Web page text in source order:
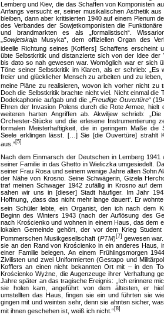
Lemberg und Kiev, die das Schaffen von Komponisten
Anfangs versucht er, seiner musikalischen Ästhetik
bleiben, dann aber kritisierten 1940 auf einem Plenum
des Verbandes der Sowjetkomponisten die
und brandmarkten es als „formalistisch“.
Sowjetskaja Musyka“, dem offiziellen Organ des
ideelle Richtung seines [Kofflers] Schaffens erscheint
übte Selbstkritik und distanzierte sich von der Idee der
bis dato so nah gewesen war. Womöglich war er sich
Töne seiner Selbstkritik im Klaren, als er schrieb: „Es
freier und glücklicher Mensch zu arbeiten und zu leben,
meine Pläne zu realisieren, wovon ich vorher nicht zu
Doch die Selbstkritik brachte nicht viel. Nicht einmal die
Dodekaphonie aufgab und die „ Freudige Ouvertüre“
Ehren der Invasion Polens durch die Rote Armee, hielt
weiteren harten Angriffen ab. Akwiljew schrieb:
Orchester-Stücke und die erlesene Instrumentierung
formalen Meisterhaftigkeit, die in geringem Maße die
Seele erklingen lässt. […] Sie [die Ouvertüre] strahlt
aus.“[5]
Nach dem Einmarsch der Deutschen in Lemberg 1941
seiner Familie in das Ghetto in Wieliczka umgesiedelt.
seiner Frau Rosa und seinem wenige Jahre alten Sohn
der Nähe von Krosno. Seine Schwägerin, Gizela
traf meinen Schwager 1942 zufällig in Krosno auf
sahen wir uns in [dieser] Stadt häufiger. Im Jahr
Hoffnung, ,dass das nicht mehr lange dauert‘. Er
sein Schüler lebte, ein Organist, den ich nach dem
Beginn des Winters 1943 (nach der Auflösung des
nach Krościenko und wohnen in einem Haus, das dem
lokalen Gemeinde gehört, der vor dem Krieg
Pommerschen Musikgesellschaft (PTM) [7] gewesen
sie an den Rand von Krościenko in ein anderes Haus,
einer Familie belegen. An einem Frühlingsmorgen
Zivilisten und zwei Uniformierten (Gestapo und
Kofflers an einen nicht bekannten Ort mit – in den
Krościenko Wyżne, die Augenzeuge ihrer Verhaftung
Jahre später an das tragische Ereignis: „Ich erinnere
sie holen kam, angeführt von dem ältesten, er
umstellten das Haus, fingen sie ein und führten sie
gingen mit und weinten sehr, denn sie ahnten sicher,
mit ihnen geschehen ist, weiß ich nicht.“[8]